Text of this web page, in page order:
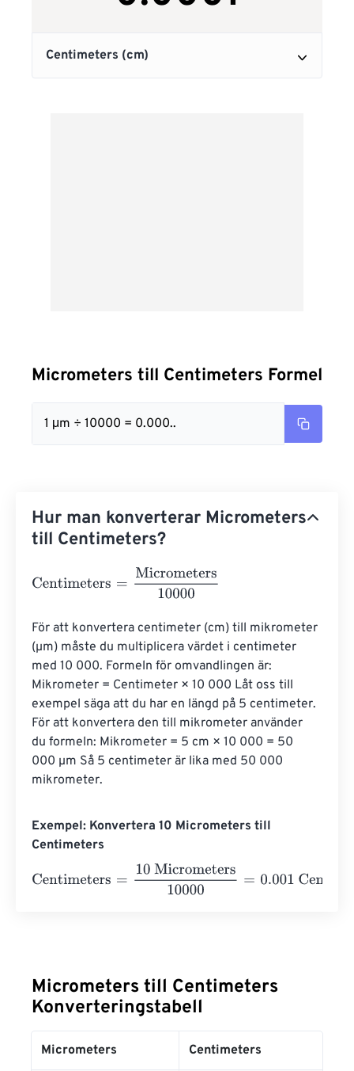
Micrometers till Centimeters Formel
1 μm ÷ 10000 = 0.000..
Hur man konverterar Micrometers
till Centimeters?
Centimeters Micrometers10000
För att konvertera centimeter (cm) till mikrometer
(µm) måste du multiplicera värdet i centimeter
med 10 000. Formeln för omvandlingen är:
Mikrometer = Centimeter × 10 000 Låt oss till
exempel säga att du har en längd på 5 centimeter.
För att konvertera den till mikrometer använder
du formeln: Mikrometer = 5 cm × 10 000 = 50
000 µm Så 5 centimeter är lika med 50 000
mikrometer.
Exempel: Konvertera 10 Micrometers till
Centimeters
Centimeters
10 Micrometers10000 0.001 Centimeters
Micrometers till Centimeters
Konverteringstabell
Micrometers Centimeters